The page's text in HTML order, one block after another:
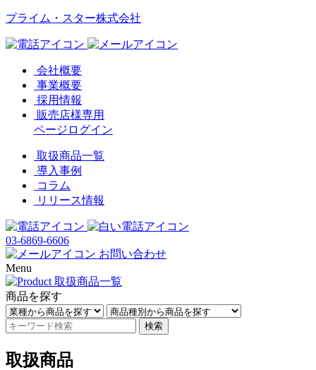
プライム・スター株式会社
会社概要
事業概要
採用情報
販売店様専用
ページログイン
取扱商品一覧
導入事例
コラム
リリース情報
03-6869-6606
お問い合わせ
Menu
商品を探す
検索
取扱商品